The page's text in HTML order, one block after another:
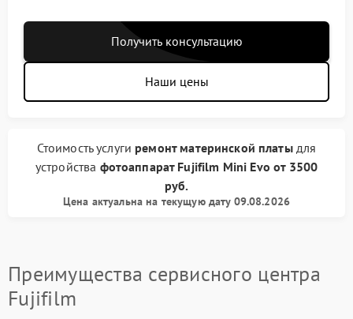
Получить консультацию
Наши цены
Стоимость услуги ремонт материнской платыдля
устройства фотоаппарат Fujifilm Mini Evoот 3500
руб.
Цена актуальна на текущую дату 09.08.2026
Преимущества сервисного центра
Fujifilm